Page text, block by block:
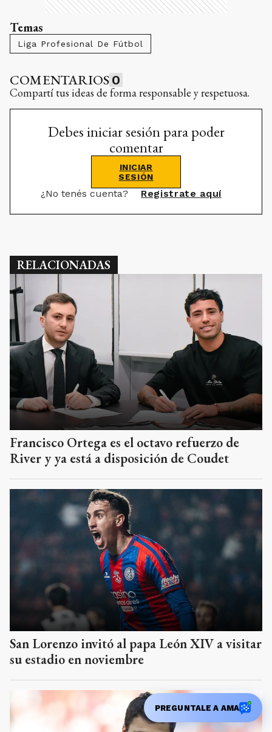
Debes iniciar sesión para poder
INICIAR
RELACIONADAS
Francisco Ortega es el octavo refuerzo de
River y ya está a disposición de Coudet
San Lorenzo invitó al papa León XIV a visitar
su estadio en noviembre
Rodri rechaza al Real Madrid y se encamina
PREGUNTALE A AMA